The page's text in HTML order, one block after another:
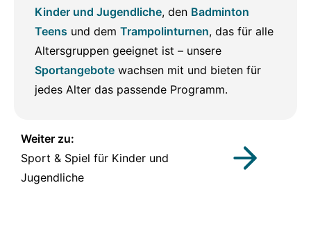
Kinder und Jugendliche, den Badminton
Teens und dem Trampolinturnen, das für alle
Altersgruppen geeignet ist – unsere
Sportangebote wachsen mit und bieten für
jedes Alter das passende Programm.
Weiter zu:
Sport & Spiel für Kinder und
Jugendliche